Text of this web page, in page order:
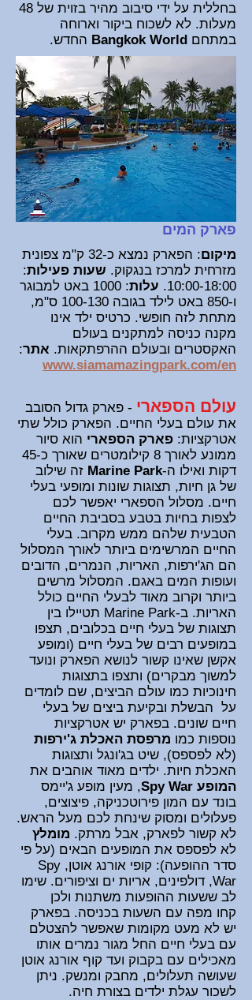
בחללית על ידי סיבוב מהיר בזוית של 48
מעלות. לא לשכוח ביקור וארוחה
במתחם Bangkok World החדש.
פארק המים
מיקום
: הפארק נמצא כ-32 ק"מ צפונית
מזרחית למרכז בנגקוק. שעות פעילות:
10:00-18:00.
עלות
: 1000 באט למבוגר
ו-850 באט לילד בגובה 100-130 ס"מ,
מתחת לזה חופשי. כרטיס ילד אינו
מקנה כניסה למתקנים בעולם
האקסטרים ובעולם ההרפתקאות. אתר:
www.siamamazingpark.com/en
עולם הספארי - פארק גדול הסובב
את עולם בעלי החיים. הפארק כולל שתי
אטרקציות: פארק הספארי הוא סיור
ממונע לאורך 8 קילומטרים שאורך כ-45
דקות ואילו ה-Marine Park זה שילוב
של גן חיות, תצוגות שונות ומופעי בעלי
חיים. מסלול הספארי יאפשר לכם
לצפות בחיות בטבע בסביבת החיים
הטבעית שלהם ממש מקרוב. בעלי
החיים המרשימים ביותר לאורך המסלול
הם הג'ירפות, האריות, הנמרים, הדובים
ועופות המים באגם. המסלול מרשים
ביותר וקרוב מאוד לבעלי החיים כולל
האריות. ב-Marine Park תטיילו בין
תצוגות של בעלי חיים בכלובים, תצפו
במופעים רבים של בעלי חיים (ומופע
אקשן שאינו קשור לנושא הפארק ונועד
למשוך מבקרים) ותצפו בתצוגות
חינוכיות כמו עולם הביצים, שם לומדים
על הבשלת ובקיעת ביצים של בעלי
חיים שונים. בפארק יש אטרקציות
נוספות כמו מרפסת האכלת ג'ירפות
(לא לפספס), שיט בג'ונגל ותצוגות
האכלת חיות. ילדים מאוד אוהבים את
המופע Spy War
, מעין מופע ג'יימס
בונד עם המון פירוטכניקה, פיצוצים,
פעלולים ומסוק שינחת לכם מעל הראש.
לא קשור לפארק, אבל מרתק. מומלץ
לא לפספס את המופעים הבאים (על פי
סדר ההופעה): קופי אורנג אוטן , Spy
War, דולפינים, אריות ים וציפורים
. שימו
לב ששעות ההופעות משתנות ולכן
קחו מפה עם השעות בכניסה. בפארק
יש לא מעט מקומות שאפשר להצטלם
עם בעלי חיים החל מגור נמרים אותו
מאכילים עם בקבוק ועד קוף אורנג אוטן
שעושה תעלולים, מחבק ומנשק. ניתן
לשכור עגלת ילדים בצורת חיה.